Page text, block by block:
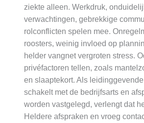
ziekte alleen. Werkdruk,
verwachtingen, gebrekkige
rolconflicten spelen mee.
roosters, weinig invloed op
helder vangnet vergroten stress.
privéfactoren tellen, zoals
en slaaptekort. Als
schakelt met de bedrijfsarts en
worden vastgelegd, verlengt dat
Heldere afspraken en vroeg